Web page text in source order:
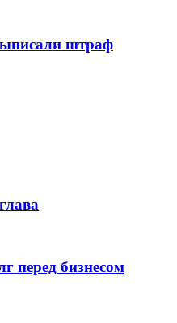
штраф
перед бизнесом